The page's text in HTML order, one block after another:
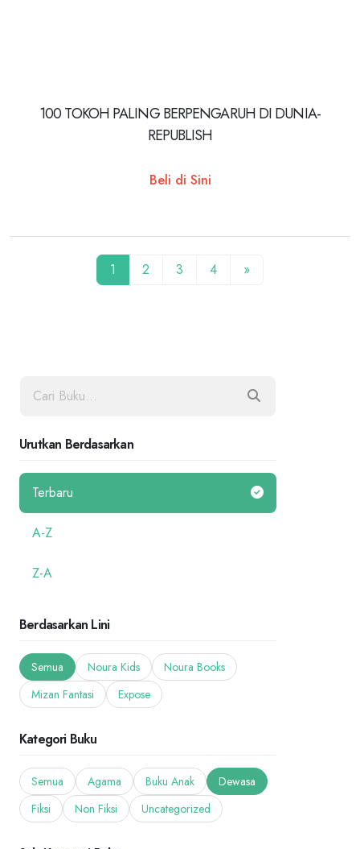
100 TOKOH PALING BERPENGARUH DI DUNIA-
REPUBLISH
Beli di Sini
1 2 3 4 »
Urutkan Berdasarkan
Terbaru
A-Z
Z-A
Berdasarkan Lini
Semua Noura Kids
Noura Books
Mizan Fantasi
Expose
Kategori Buku
Semua Agama Buku Anak
Dewasa
Fiksi
Non Fiksi Uncategorized